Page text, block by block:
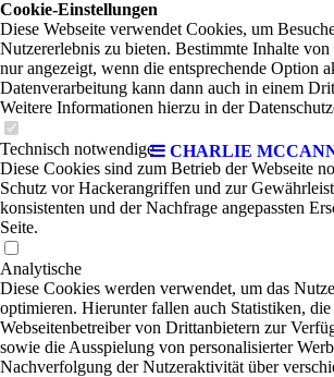
CHARLIE
Cookie-Einstellungen
Diese Webseite verwendet Cookies, um
Nutzererlebnis zu bieten. Bestimmte Inhalte
nur angezeigt, wenn die entsprechende Option
Datenverarbeitung kann dann auch in einem
Weitere Informationen hierzu in der
Technisch notwendige
Diese Cookies sind zum Betrieb der Webseite
Schutz vor Hackerangriffen und zur
konsistenten und der Nachfrage angepassten
Seite.
Analytische
Diese Cookies werden verwendet, um das
optimieren. Hierunter fallen auch Statistiken, die
Webseitenbetreiber von Drittanbietern zur
sowie die Ausspielung von personalisierter
Nachverfolgung der Nutzeraktivität über